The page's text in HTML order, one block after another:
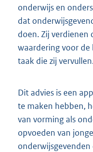
onderwijs en
dat
doen. Zij verdienen
waardering voor de
taak die zij
Dit advies is een
te maken hebben,
van vorming als
opvoeden van